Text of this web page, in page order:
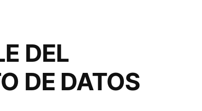
DEL
DE DATOS